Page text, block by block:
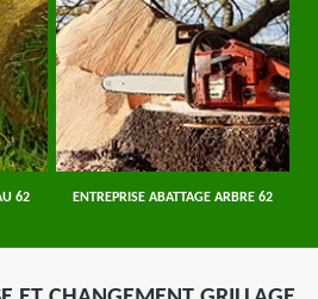
62 ENTREPRISE ABATTAGE ARBRE 62